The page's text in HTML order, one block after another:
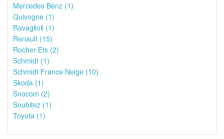
Mercedes Benz (1)
Quivogne (1)
Ravaglioli (1)
Renault (15)
Rocher Ets (2)
Schmidt (1)
Schmidt France Neige (10)
Skoda (1)
Snocom (2)
Soubitez (1)
Toyota (1)